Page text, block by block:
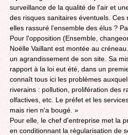
surveillance de la qualité de l'air et
des risques sanitaires éventuels. Ces
elles rassuré l'ensemble des élus ?
Pour l'opposition (Ensemble,
Noëlle Vaillant est montée au
un agrandissement de son site. Sa
rapport à la loi eut été, dans un
connaît tous ici les problèmes
riverains : pollution, prolifération des
olfactives, etc. Le préfet et les
mais rien n'a bougé. »
Pour elle, le chef d'entreprise met la
en conditionnant la régularisation de